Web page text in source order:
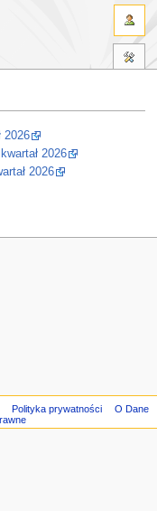
2026
2026
2026
Polityka prywatności
O Dane